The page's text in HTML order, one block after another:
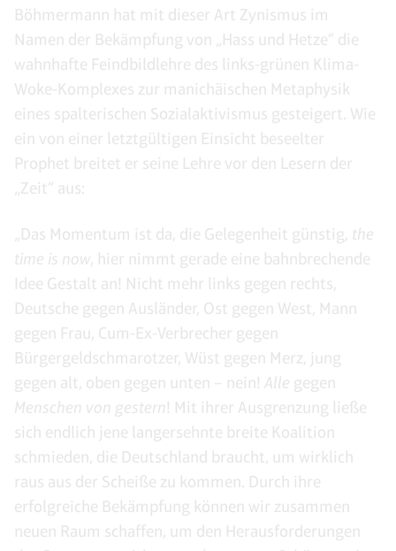
Böhmermann hat mit dieser Art Zynismus im
Namen der Bekämpfung von „Hass und Hetze“ die
wahnhafte Feindbildlehre des links-grünen Klima-
Woke-Komplexes zur manichäischen Metaphysik
eines spalterischen Sozialaktivismus gesteigert. Wie
ein von einer letztgültigen Einsicht beseelter
Prophet breitet er seine Lehre vor den Lesern der
„Zeit“ aus:
„Das Momentum ist da, die Gelegenheit günstig, the
time is now, hier nimmt gerade eine bahnbrechende
Idee Gestalt an! Nicht mehr links gegen rechts,
Deutsche gegen Ausländer, Ost gegen West, Mann
gegen Frau, Cum-Ex-Verbrecher gegen
Bürgergeldschmarotzer, Wüst gegen Merz, jung
gegen alt, oben gegen unten – nein! Alle gegen
Menschen von gestern! Mit ihrer Ausgrenzung ließe
sich endlich jene langersehnte breite Koalition
schmieden, die Deutschland braucht, um wirklich
raus aus der Scheiße zu kommen. Durch ihre
erfolgreiche Bekämpfung können wir zusammen
neuen Raum schaffen, um den Herausforderungen